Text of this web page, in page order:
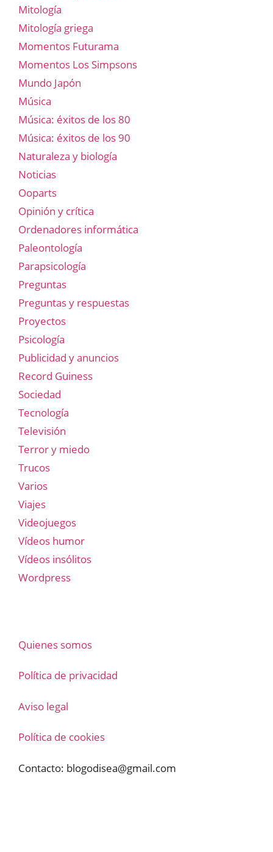
Mitología
Mitología griega
Momentos Futurama
Momentos Los Simpsons
Mundo Japón
Música
Música: éxitos de los 80
Música: éxitos de los 90
Naturaleza y biología
Noticias
Ooparts
Opinión y crítica
Ordenadores informática
Paleontología
Parapsicología
Preguntas
Preguntas y respuestas
Proyectos
Psicología
Publicidad y anuncios
Record Guiness
Sociedad
Tecnología
Televisión
Terror y miedo
Trucos
Varios
Viajes
Videojuegos
Vídeos humor
Vídeos insólitos
Wordpress
Quienes somos
Política de privacidad
Aviso legal
Política de cookies
Contacto: blogodisea@gmail.com